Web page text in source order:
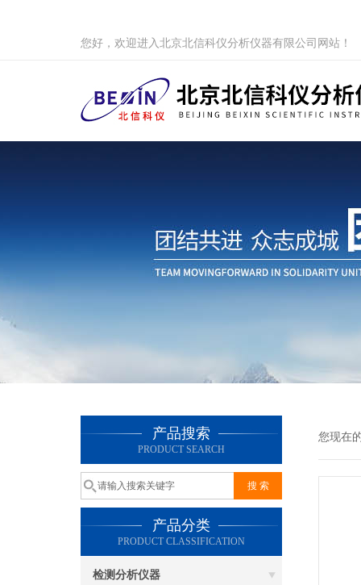
您好，欢迎进入北京北信科仪分析仪器有限公司网站！
产品搜索
PRODUCT SEARCH
产品分类
PRODUCT CLASSIFICATION
检测分析仪器
您现在